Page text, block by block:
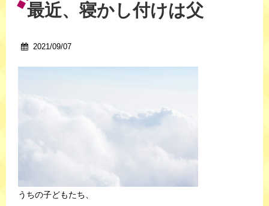
最近、寝かし付けは父
2021/09/07
うちの子どもたち、